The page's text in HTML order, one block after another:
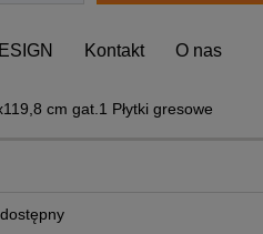
Kontakt O nas
cm gat.1 Płytki gresowe